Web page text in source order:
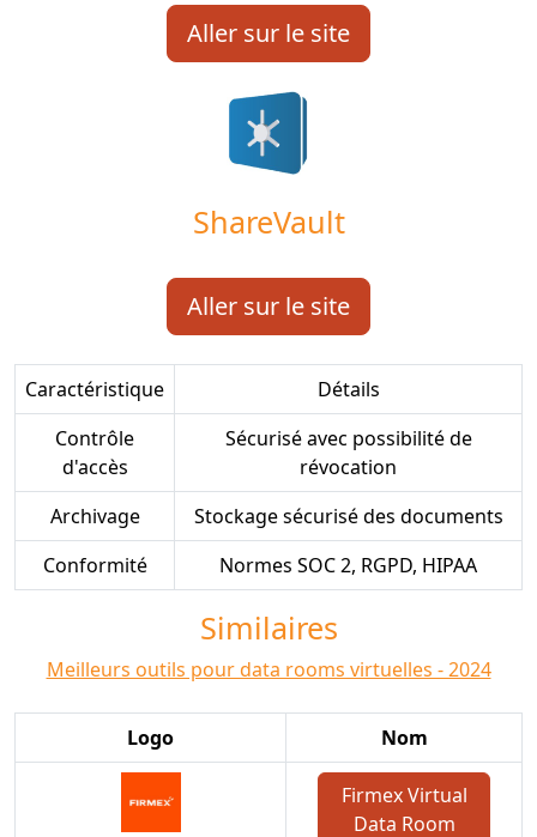
Aller sur le site
ShareVault
Aller sur le site
Caractéristique
Détails
Contrôle
d'accès
Sécurisé avec possibilité de
révocation
Archivage
Stockage sécurisé des documents
Conformité
Normes SOC 2, RGPD, HIPAA
Similaires
Meilleurs outils pour data rooms virtuelles - 2024
Logo Nom
Firmex Virtual
Data Room